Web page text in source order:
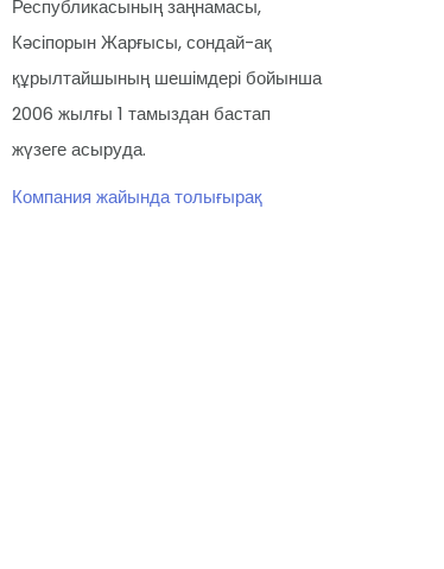
Республикасының заңнамасы,
Кәсіпорын Жарғысы, сондай-ақ
құрылтайшының шешімдері бойынша
2006 жылғы 1 тамыздан бастап
жүзеге асыруда.
Компания жайында толығырақ